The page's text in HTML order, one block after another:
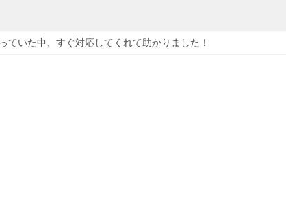
ていた中、すぐ対応してくれて助かりました！